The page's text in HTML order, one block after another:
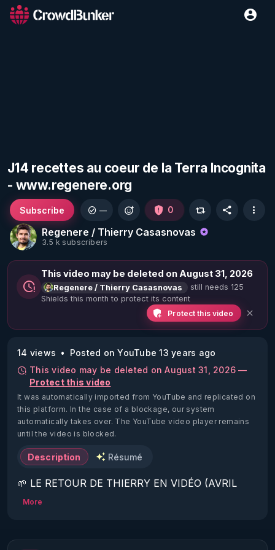
J14 recettes au coeur de la Terra Incognita
- www.regenere.org
Regenere / Thierry Casasnovas
3.5 k subscribers
Subscribe — 0
This video may be deleted on August 31, 2026
Regenere / Thierry Casasnovas
still needs 125
Shields this month to protect its content
Protect this video
14 views
Posted on YouTube 13 years ago
This video may be deleted on August 31, 2026 —
Protect this video
It was automatically imported from YouTube and replicated on
this platform. In the case of a blockage, our system
automatically takes over. The YouTube video player remains
until the video is blocked.
Description Résumé
🌱 LE RETOUR DE THIERRY EN VIDÉO (AVRIL
2022)!
https://www.rgnr.fr/presentation.html
More